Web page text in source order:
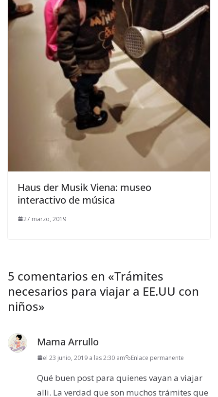
Haus der Musik Viena: museo
interactivo de música
27 marzo, 2019
5 comentarios en «Trámites
necesarios para viajar a EE.UU con
niños»
Mama Arrullo
el 23 junio, 2019 a las 2:30 am Enlace permanente
Qué buen post para quienes vayan a viajar
alli. La verdad que son muchos trámites que